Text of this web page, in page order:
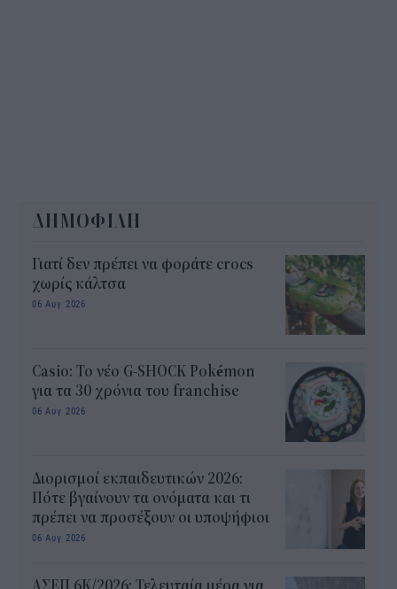
ΔΗΜΟΦΙΛΗ
Γιατί δεν πρέπει να φοράτε crocs
χωρίς κάλτσα
06 Αυγ 2026
Casio: Το νέο G-SHOCK Pokémon
για τα 30 χρόνια του franchise
06 Αυγ 2026
Διορισμοί εκπαιδευτικών 2026:
Πότε βγαίνουν τα ονόματα και τι
πρέπει να προσέξουν οι υποψήφιοι
06 Αυγ 2026